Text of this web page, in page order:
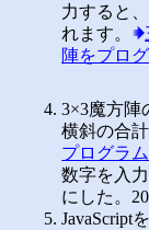
力すると
れます。
陣をプロ
3×3魔方陣
横斜の合
プログラ
数字を入
にした。
JavaScript